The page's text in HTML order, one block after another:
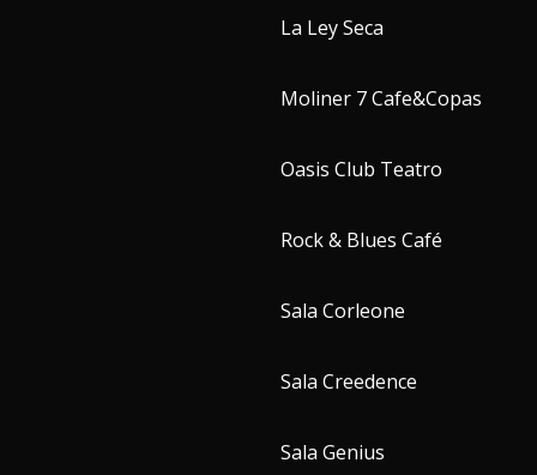
La Ley Seca
Moliner 7 Cafe&Copas
Oasis Club Teatro
Rock & Blues Café
Sala Corleone
Sala Creedence
Sala Genius